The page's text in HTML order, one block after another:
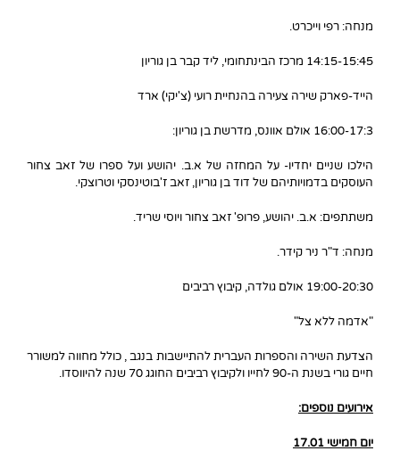
מנחה: רפי וייכרט.
14:15-15:45 מרכז הבינתחומי, ליד קבר בן גוריון
הייד-פארק שירה צעירה בהנחיית רועי (צ'יקי) ארד
16:00-17:3 אולם אוונס, מדרשת בן גוריון:
הילכו שניים יחדיו- על המחזה של א.ב. יהושע ועל ספרו של זאב צחור
העוסקים בדמויותיהם של דוד בן גוריון, זאב ז'בוטינסקי וטרוצקי.
משתתפים: א.ב. יהושע, פרופ' זאב צחור ויוסי שריד.
מנחה: ד"ר ניר קידר.
19:00-20:30 אולם גולדה, קיבוץ רביבים
"אדמה ללא צל"
הצדעת השירה והספרות העברית להתיישבות בנגב , כולל מחווה למשורר
חיים גורי בשנת ה-90 לחייו ולקיבוץ רביבים החוגג 70 שנה להיווסדו.
אירועים נוספים:
יום חמישי 17.01